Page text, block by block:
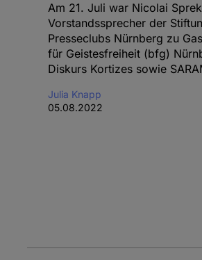
Am 21. Juli war Nicolai
Vorstandssprecher der
Presseclubs Nürnberg zu
für Geistesfreiheit (bfg)
Diskurs Kortizes sowie
Julia Knapp
05.08.2022